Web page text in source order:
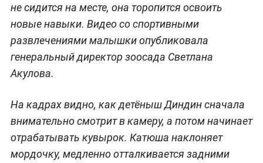
не сидится на месте, она торопится освоить
новые навыки. Видео со спортивными
развлечениями малышки опубликовала
генеральный директор зоосада Светлана
Акулова.
На кадрах видно, как детёныш Диндин сначала
внимательно смотрит в камеру, а потом начинает
отрабатывать кувырок. Катюша наклоняет
мордочку, медленно отталкивается задними